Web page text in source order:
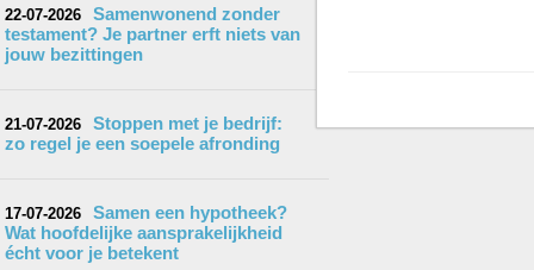
22-07-2026
Samenwonend zonder
testament? Je partner erft niets van
jouw bezittingen
21-07-2026
Stoppen met je bedrijf:
zo regel je een soepele afronding
17-07-2026
Samen een hypotheek?
Wat hoofdelijke aansprakelijkheid
écht voor je betekent